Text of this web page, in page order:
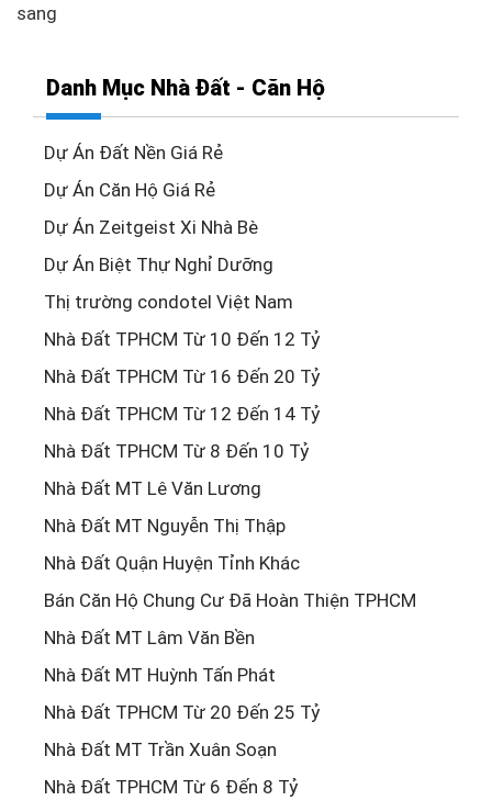
sang
Danh Mục Nhà Đất - Căn Hộ
Dự Án Đất Nền Giá Rẻ
Dự Án Căn Hộ Giá Rẻ
Dự Án Zeitgeist Xi Nhà Bè
Dự Án Biệt Thự Nghỉ Dưỡng
Thị trường condotel Việt Nam
Nhà Đất TPHCM Từ 10 Đến 12 Tỷ
Nhà Đất TPHCM Từ 16 Đến 20 Tỷ
Nhà Đất TPHCM Từ 12 Đến 14 Tỷ
Nhà Đất TPHCM Từ 8 Đến 10 Tỷ
Nhà Đất MT Lê Văn Lương
Nhà Đất MT Nguyễn Thị Thập
Nhà Đất Quận Huyện Tỉnh Khác
Bán Căn Hộ Chung Cư Đã Hoàn Thiện TPHCM
Nhà Đất MT Lâm Văn Bền
Nhà Đất MT Huỳnh Tấn Phát
Nhà Đất TPHCM Từ 20 Đến 25 Tỷ
Nhà Đất MT Trần Xuân Soạn
Nhà Đất TPHCM Từ 6 Đến 8 Tỷ